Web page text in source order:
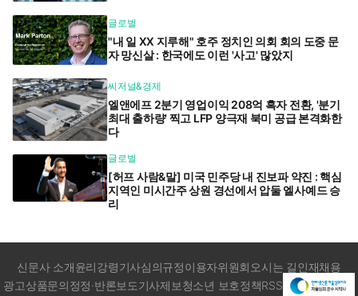
글로벌
"내 일 XX 지루해" 호주 정치인 의회 회의 도중 문
자 망신살 : 한국에도 이런 '사고' 많았지
씨저널&경제
엘앤에프 2분기 영업이익 208억 흑자 전환, '분기
최대 출하량' 찍고 LFP 양극재 북미 공급 본격화한
다
글로벌
[허프 사람&말] 미국 민주당 내 진보파 약진 : 핵심
지역인 미시간주 상원 경선에서 압둘 엘사예드 승
리
신문사 소개윤리강령기사심의규정이용자위원회오시는 길인재채용
광고상품문의정정·반론보도기사제보청소년 보호정책RSS